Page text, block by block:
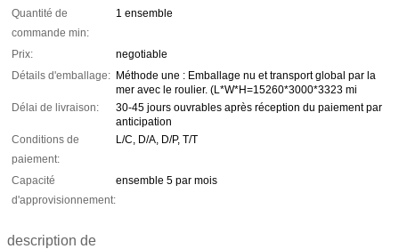
Quantité de
commande min:
1 ensemble
Prix:
negotiable
Détails d'emballage: Méthode une : Emballage nu et transport global par la
mer avec le roulier. (L*W*H=15260*3000*3323 mi
Délai de livraison:
30-45 jours ouvrables après réception du paiement par
anticipation
Conditions de
paiement:
L/C, D/A, D/P, T/T
Capacité
d'approvisionnement:
ensemble 5 par mois
description de